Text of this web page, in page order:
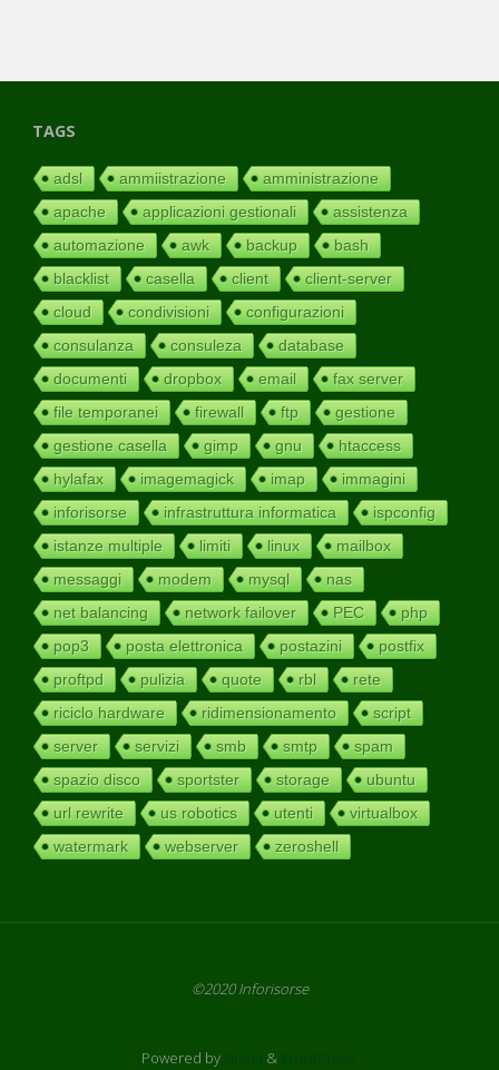
TAGS
adsl ammiistrazione
amministrazione
apache
applicazioni gestionali
assistenza
automazione
awk backup
bash
blacklist
casella client
client-server
cloud
condivisioni
configurazioni
consulanza
consuleza
database
documenti
dropbox email
fax server
file temporanei
firewall ftp
gestione
gestione casella
gimp gnu
htaccess
hylafax
imagemagick imap
immagini
inforisorse
infrastruttura informatica
ispconfig
istanze multiple
limiti linux
mailbox
messaggi
modem mysql
nas
net balancing
network failover PEC
php
pop3
posta elettronica postazini
postfix
proftpd
pulizia quote rbl
rete
riciclo hardware
ridimensionamento
script
server
servizi smb smtp
spam
spazio disco
sportster storage
ubuntu
url rewrite
us robotics utenti
virtualbox
watermark
webserver zeroshell
©2020 Inforisorse
Powered by &